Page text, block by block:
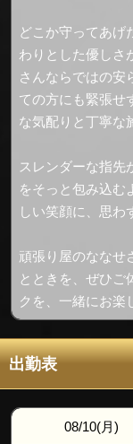
どこか守ってあげ
わりとした優しさ
さんならではの安
ての方にも緊張せ
な気配りと丁寧な
スレンダーな指先
をそっと包み込む
しい笑顔に、思わ
頑張り屋のななせ
とときを、ぜひご
クを、一緒にお楽
出勤表
08/10(月)